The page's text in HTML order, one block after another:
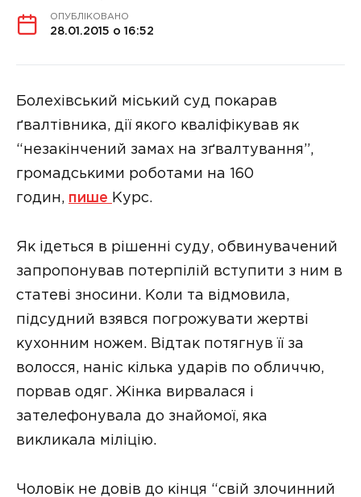
ОПУБЛІКОВАНО
28.01.2015 о 16:52
Болехівський міський суд покарав
ґвалтівника, дії якого кваліфікував як
“незакінчений замах на зґвалтування”,
громадськими роботами на 160
годин, пише Курс.
Як ідеться в рішенні суду, обвинувачений
запропонував потерпілій вступити з ним в
статеві зносини. Коли та відмовила,
підсудний взявся погрожувати жертві
кухонним ножем. Відтак потягнув її за
волосся, наніс кілька ударів по обличчю,
порвав одяг. Жінка вирвалася і
зателефонувала до знайомої, яка
викликала міліцію.
Чоловік не довів до кінця “свій злочинний